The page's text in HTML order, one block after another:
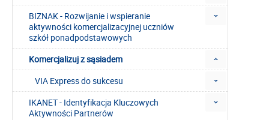
BIZNAK - Rozwijanie i wspieranie
aktywności komercjalizacyjnej uczniów
szkół ponadpodstawowych
Komercjalizuj z sąsiadem
VIA Express do sukcesu
IKANET - Identyfikacja Kluczowych
Aktywności Partnerów